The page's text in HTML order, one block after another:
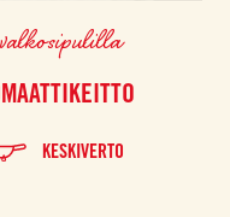
KESKIVERTO